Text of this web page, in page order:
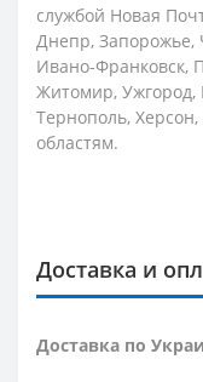
службой Новая
Днепр,
Ивано-Франковск,
Житомир, Ужгород,
Тернополь,
областям.
Доставка и
Доставка по